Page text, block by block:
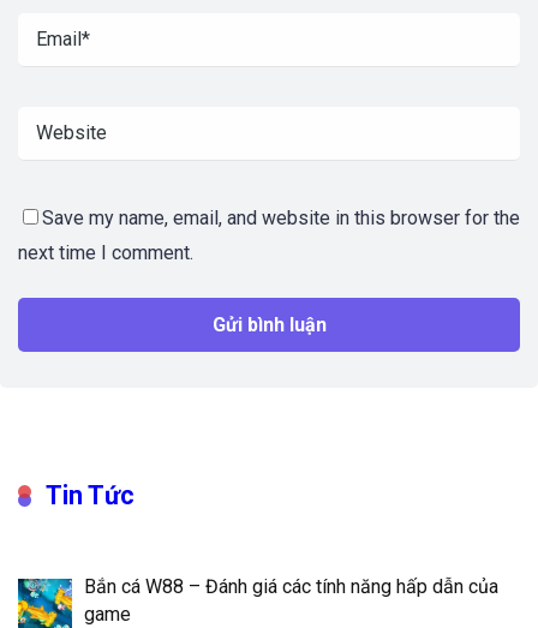
Save my name, email, and website in this browser for the
next time I comment.
Tin Tức
Bắn cá W88 – Đánh giá các tính năng hấp dẫn của
game